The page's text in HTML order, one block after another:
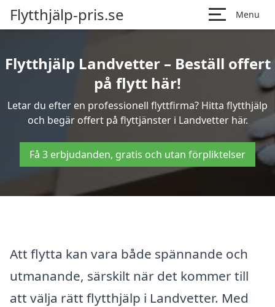
Flytthjälp-pris.se Menu
Flytthjälp Landvetter – Beställ offert
på flytt här!
Letar du efter en professionell flyttfirma? Hitta flytthjälp
och begär offert på flyttjänster i Landvetter här.
Få 3 erbjudanden, gratis och utan förpliktelser
Att flytta kan vara både spännande och
utmanande, särskilt när det kommer till
att välja rätt flytthjälp i Landvetter. Med